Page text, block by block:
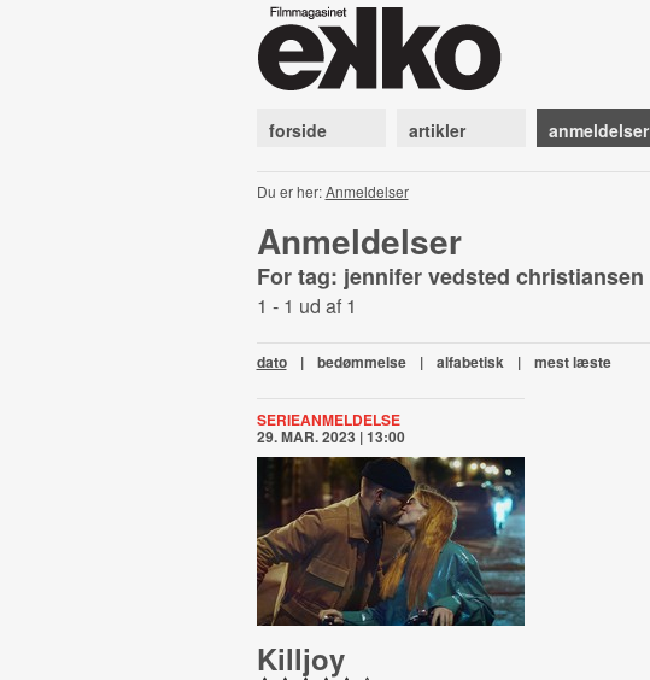
forside artikler anmeldelser
Du er her:Anmeldelser
Anmeldelser
For tag: jennifer vedsted christiansen
1 - 1 ud af 1
dato | bedømmelse | alfabetisk | mest læste
SERIEANMELDELSE
29. MAR. 2023 | 13:00
Killjoy